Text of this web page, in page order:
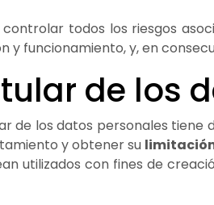
todos los riesgos
y funcionamiento, y, en
de los
de los datos personales tiene
y obtener su
utilizados con fines de